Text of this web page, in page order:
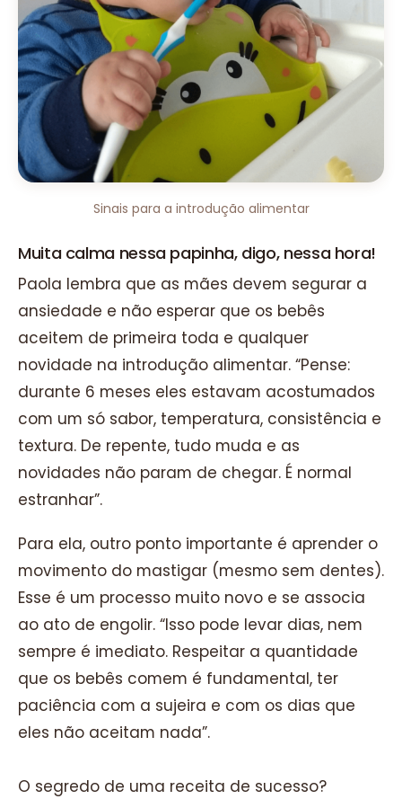
Sinais para a introdução alimentar
Muita calma nessa papinha, digo, nessa hora!
Paola lembra que as mães devem segurar a
ansiedade e não esperar que os bebês
aceitem de primeira toda e qualquer
novidade na introdução alimentar. “Pense:
durante 6 meses eles estavam acostumados
com um só sabor, temperatura, consistência e
textura. De repente, tudo muda e as
novidades não param de chegar. É normal
estranhar”.
Para ela, outro ponto importante é aprender o
movimento do mastigar (mesmo sem dentes).
Esse é um processo muito novo e se associa
ao ato de engolir. “Isso pode levar dias, nem
sempre é imediato. Respeitar a quantidade
que os bebês comem é fundamental, ter
paciência com a sujeira e com os dias que
eles não aceitam nada”.
O segredo de uma receita de sucesso?